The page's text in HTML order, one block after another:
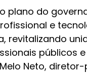
plano do
e
revitalizando
públicos
Neto,